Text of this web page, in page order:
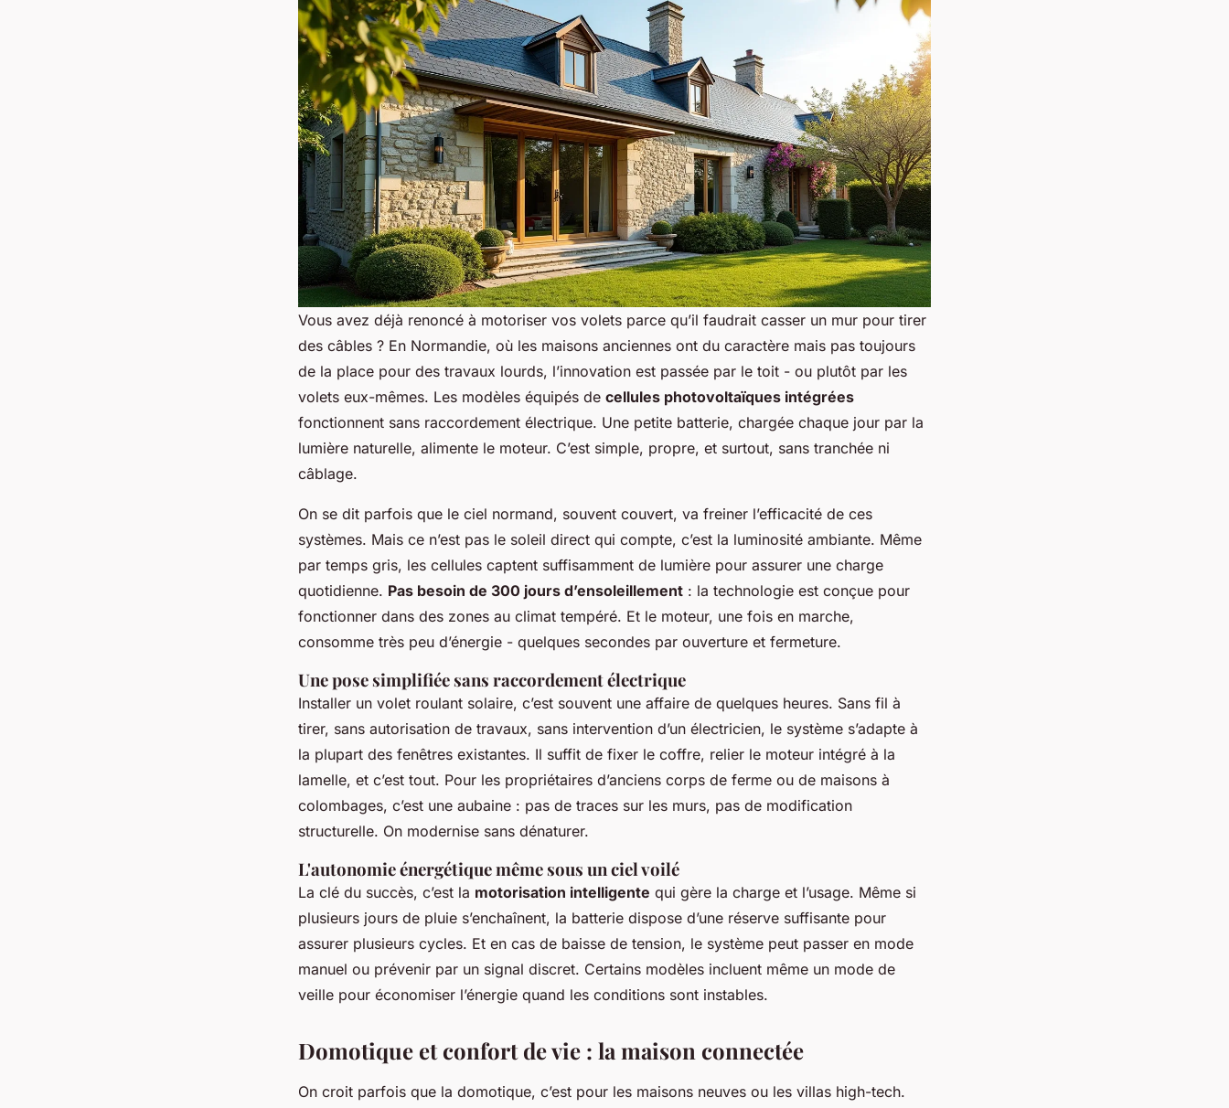
Vous avez déjà renoncé à motoriser vos volets parce qu’il faudrait casser un mur pour tirer
des câbles ? En Normandie, où les maisons anciennes ont du caractère mais pas toujours
de la place pour des travaux lourds, l’innovation est passée par le toit - ou plutôt par les
volets eux-mêmes. Les modèles équipés de cellules photovoltaïques intégrées
fonctionnent sans raccordement électrique. Une petite batterie, chargée chaque jour par la
lumière naturelle, alimente le moteur. C’est simple, propre, et surtout, sans tranchée ni
câblage.
On se dit parfois que le ciel normand, souvent couvert, va freiner l’efficacité de ces
systèmes. Mais ce n’est pas le soleil direct qui compte, c’est la luminosité ambiante. Même
par temps gris, les cellules captent suffisamment de lumière pour assurer une charge
quotidienne. Pas besoin de 300 jours d’ensoleillement : la technologie est conçue pour
fonctionner dans des zones au climat tempéré. Et le moteur, une fois en marche,
consomme très peu d’énergie - quelques secondes par ouverture et fermeture.
Une pose simplifiée sans raccordement électrique
Installer un volet roulant solaire, c’est souvent une affaire de quelques heures. Sans fil à
tirer, sans autorisation de travaux, sans intervention d’un électricien, le système s’adapte à
la plupart des fenêtres existantes. Il suffit de fixer le coffre, relier le moteur intégré à la
lamelle, et c’est tout. Pour les propriétaires d’anciens corps de ferme ou de maisons à
colombages, c’est une aubaine : pas de traces sur les murs, pas de modification
structurelle. On modernise sans dénaturer.
L'autonomie énergétique même sous un ciel voilé
La clé du succès, c’est la motorisation intelligente qui gère la charge et l’usage. Même si
plusieurs jours de pluie s’enchaînent, la batterie dispose d’une réserve suffisante pour
assurer plusieurs cycles. Et en cas de baisse de tension, le système peut passer en mode
manuel ou prévenir par un signal discret. Certains modèles incluent même un mode de
veille pour économiser l’énergie quand les conditions sont instables.
Domotique et confort de vie : la maison connectée
On croit parfois que la domotique, c’est pour les maisons neuves ou les villas high-tech.